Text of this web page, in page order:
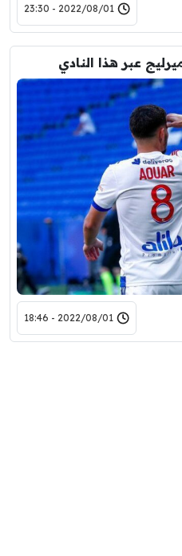
2022/08/01 - 23:30
عبر هذا النادي
2022/08/01 - 18:46